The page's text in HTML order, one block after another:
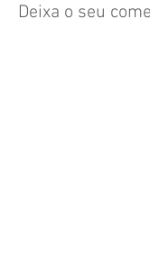
Deixa o seu